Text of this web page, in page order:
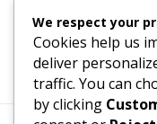
We respect your
Cookies help us
deliver
traffic. You can
by clicking